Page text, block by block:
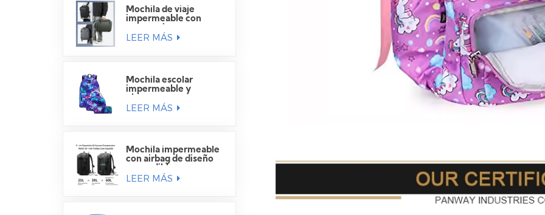
Mochila de viaje
impermeable con
portátil
LEER MÁS
Mochila escolar
impermeable y
estudiantes.
LEER MÁS
Mochila impermeable
con airbag de diseño
LEER MÁS